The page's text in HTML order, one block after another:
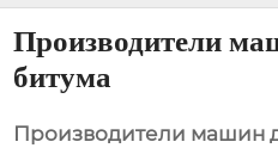
Производители
битума
Производители машин